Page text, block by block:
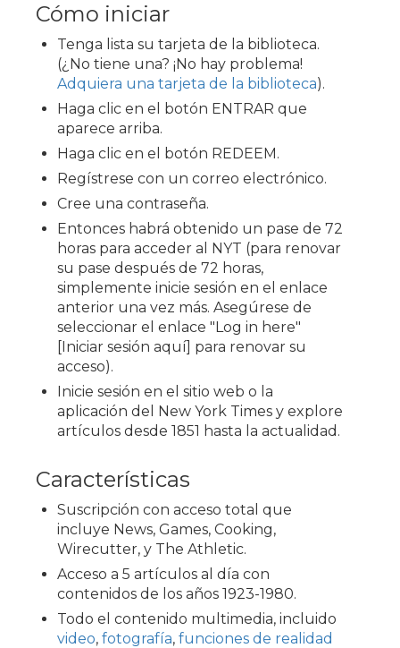
Cómo iniciar
Tenga lista su tarjeta de la biblioteca.
(¿No tiene una? ¡No hay problema!
Adquiera una tarjeta de la biblioteca).
Haga clic en el botón ENTRAR que
aparece arriba.
Haga clic en el botón REDEEM.
Regístrese con un correo electrónico.
Cree una contraseña.
Entonces habrá obtenido un pase de 72
horas para acceder al NYT (para renovar
su pase después de 72 horas,
simplemente inicie sesión en el enlace
anterior una vez más. Asegúrese de
seleccionar el enlace "Log in here"
[Iniciar sesión aquí] para renovar su
acceso).
Inicie sesión en el sitio web o la
aplicación del New York Times y explore
artículos desde 1851 hasta la actualidad.
Características
Suscripción con acceso total que
incluye News, Games, Cooking,
Wirecutter, y The Athletic.
Acceso a 5 artículos al día con
contenidos de los años 1923-1980.
Todo el contenido multimedia, incluido
video, fotografía, funciones de realidad